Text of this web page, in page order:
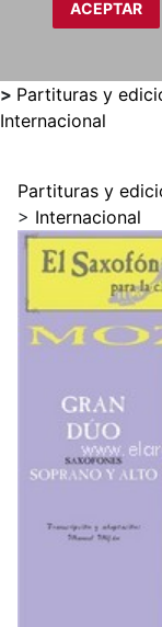
ACEPTAR
> Partituras y
Internacional
Partituras y
> Internacional